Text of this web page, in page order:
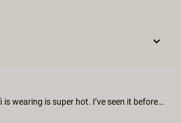
This choker that Sofi is wearing is super hot. I’ve seen it before - does it have any particular meaning?